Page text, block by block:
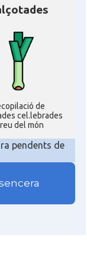
de
cel.lebrades
del món
pendents de